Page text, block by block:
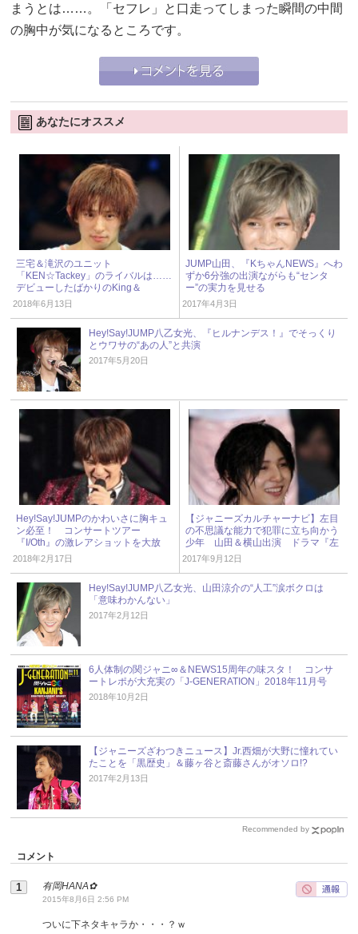
まうとは……。「セフレ」と口走ってしまった瞬間の中間
の胸中が気になるところです。
あなたにオススメ
三宅＆滝沢のユニット
「KEN☆Tackey」のライバルは……
デビューしたばかりのKing＆
Prince!?
2018年6月13日
JUMP山田、『KちゃんNEWS』へわ
ずか6分強の出演ながらも“センタ
ー”の実力を見せる
2017年4月3日
Hey!Say!JUMP八乙女光、『ヒルナンデス！』でそっくり
とウワサの“あの人”と共演
2017年5月20日
Hey!Say!JUMPのかわいさに胸キュ
ン必至！ コンサートツアー
『I/Oth』の激レアショットを大放
出！
2018年2月17日
【ジャニーズカルチャーナビ】左目
の不思議な能力で犯罪に立ち向かう
少年 山田＆横山出演 ドラマ『左
目探偵 EYE』
2017年9月12日
Hey!Say!JUMP八乙女光、山田涼介の“人工”涙ボクロは
「意味わかんない」
2017年2月12日
6人体制の関ジャニ∞＆NEWS15周年の味スタ！ コンサ
ートレポが大充実の「J-GENERATION」2018年11月号
2018年10月2日
【ジャニーズざわつきニュース】Jr.西畑が大野に憧れてい
たことを「黒歴史」＆藤ヶ谷と斎藤さんがオソロ!?
2017年2月13日
Recommended by
コメント
有岡HANA✿
2015年8月6日 2:56 PM
ついに下ネタキャラか・・・？ｗ